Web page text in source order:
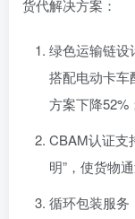
货代解决方案：
绿色运输链设
搭配电动卡车
方案下降52%
CBAM认证支
明”，使货物
循环包装服务